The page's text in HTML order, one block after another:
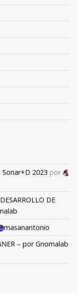
2023 por
DE
masanantonio
– por Gnomalab